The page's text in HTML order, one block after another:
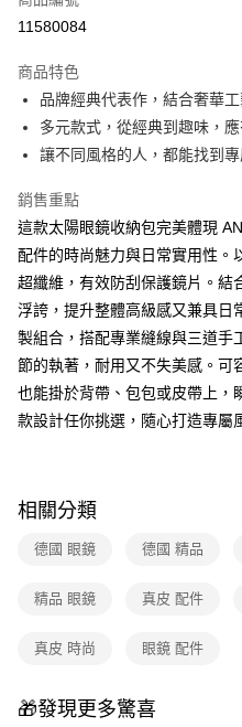
每筆NT$100，滿NT$999(含以上
付款後門市自取
免運費
11580084
商品特色
品牌經典代表作，結合奢華工
多元款式，從經典到趣味，應
讓不同風格的人，都能找到專
銷售重點
這款太陽眼鏡收納包完美體現
配件的時尚魅力與日常實用性。
超纖維，有效防刮保護鏡片。結
浮誇，提升整體高級感又兼具日
製組合，搭配專業縫線與三道手
節的執著，耐用又不失美感。可
也能掛於背帶、包包或皮帶上，
款設計任你挑選，隨心打造專屬
相關分類
德國 眼鏡 德國 精品
精品 眼鏡 真皮 配件
真皮 時尚 眼鏡 配件
🎁發現更多驚喜